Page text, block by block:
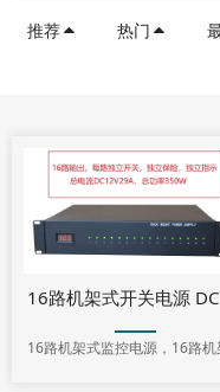
推荐 热门
16
16路机架式监控电源，16路机